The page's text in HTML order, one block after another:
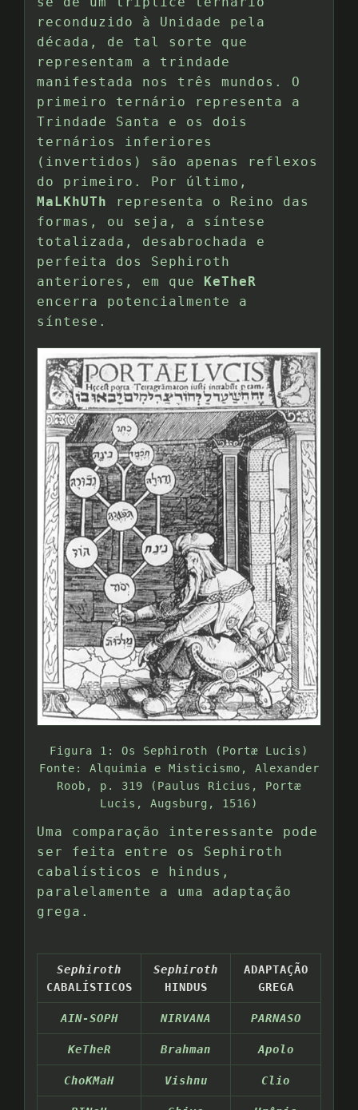
reconduzido à Unidade pela
década, de tal sorte que
representam a trindade
manifestada nos três mundos. O
primeiro ternário representa a
Trindade Santa e os dois
ternários inferiores
(invertidos) são apenas reflexos
do primeiro. Por último,
MaLKhUTh
representa o Reino das
formas, ou seja, a síntese
totalizada, desabrochada e
perfeita dos Sephiroth
anteriores, em que KeTheR
encerra potencialmente a
síntese.
Figura 1: Os Sephiroth (Portæ Lucis)
Fonte: Alquimia e Misticismo, Alexander
Roob, p. 319 (Paulus Ricius, Portæ
Lucis, Augsburg, 1516)
Uma comparação interessante pode
ser feita entre os Sephiroth
cabalísticos e hindus,
paralelamente a uma adaptação
grega.
Sephiroth
CABALÍSTICOS
Sephiroth
HINDUS
ADAPTAÇÃO
GREGA
AIN-SOPH NIRVANA PARNASO
KeTheR Brahman Apolo
ChoKMaH Vishnu Clio